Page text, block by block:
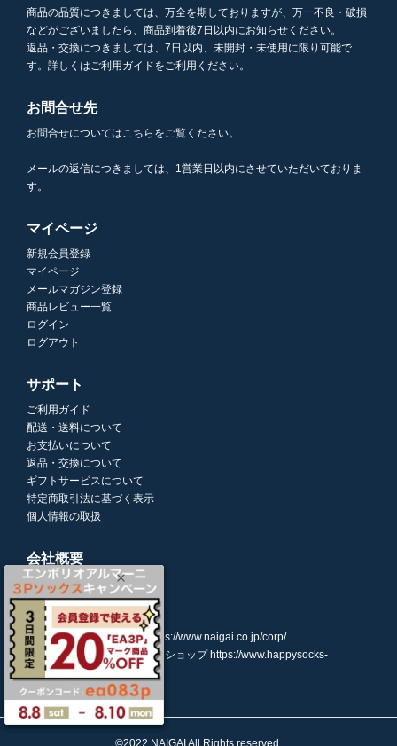
商品の品質につきましては、万全を期しておりますが、万一不良・破損
などがございましたら、商品到着後7日以内にお知らせください。
返品・交換につきましては、7日以内、未開封・未使用に限り可能で
す。詳しくはご利用ガイドをご利用ください。
お問合せ先
お問合せについてはこちらをご覧ください。
メールの返信につきましては、1営業日以内にさせていただいておりま
す。
マイページ
新規会員登録
マイページ
メールマガジン登録
商品レビュー一覧
ログイン
ログアウト
サポート
ご利用ガイド
配送・送料について
お支払いについて
返品・交換について
ギフトサービスについて
特定商取引法に基づく表示
個人情報の取扱
会社概要
株式会社ナイガイ
(東証スタンダード市場上場)
107-0052
東京都港区赤坂7丁目8-5 https://www.naigai.co.jp/corp/
ハッピーソックスオンラインショップ https://www.happysocks-
japan.com/